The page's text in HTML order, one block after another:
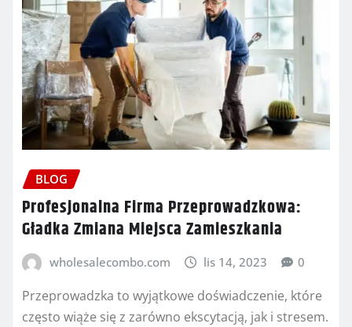
BLOG
Profesjonalna Firma Przeprowadzkowa:
Gładka Zmiana Miejsca Zamieszkania
wholesalecombo.com lis 14, 2023 0
Przeprowadzka to wyjątkowe doświadczenie, które
często wiąże się z zarówno ekscytacją, jak i stresem.